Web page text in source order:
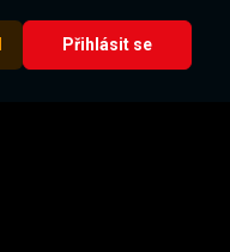
Přihlásit se